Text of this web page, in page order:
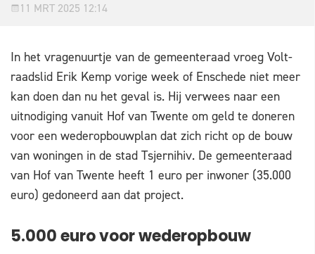
11 MRT 2025 12:14
In het vragenuurtje van de gemeenteraad vroeg Volt-
raadslid Erik Kemp vorige week of Enschede niet meer
kan doen dan nu het geval is. Hij verwees naar een
uitnodiging vanuit Hof van Twente om geld te doneren
voor een wederopbouwplan dat zich richt op de bouw
van woningen in de stad Tsjernihiv. De gemeenteraad
van Hof van Twente heeft 1 euro per inwoner (35.000
euro) gedoneerd aan dat project.
5.000 euro voor wederopbouw